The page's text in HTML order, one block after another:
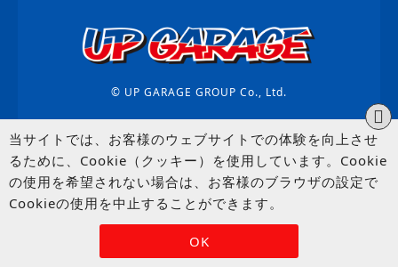
© UP GARAGE GROUP Co., Ltd.
OK
当サイトでは、お客様のウェブサイトでの体験を向上させ
るために、Cookie（クッキー）を使用しています。Cookie
の使用を希望されない場合は、お客様のブラウザの設定で
Cookieの使用を中止することができます。